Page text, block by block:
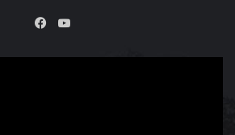
YouTube